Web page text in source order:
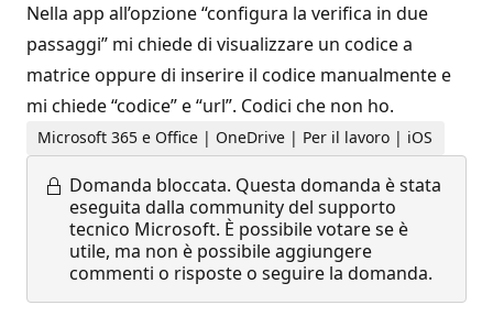
Nella app all’opzione “configura la verifica in due
passaggi” mi chiede di visualizzare un codice a
matrice oppure di inserire il codice manualmente e
mi chiede “codice” e “url”. Codici che non ho.
Microsoft 365 e Office | OneDrive | Per il lavoro | iOS
Domanda bloccata. Questa domanda è stata
eseguita dalla community del supporto
tecnico Microsoft. È possibile votare se è
utile, ma non è possibile aggiungere
commenti o risposte o seguire la domanda.